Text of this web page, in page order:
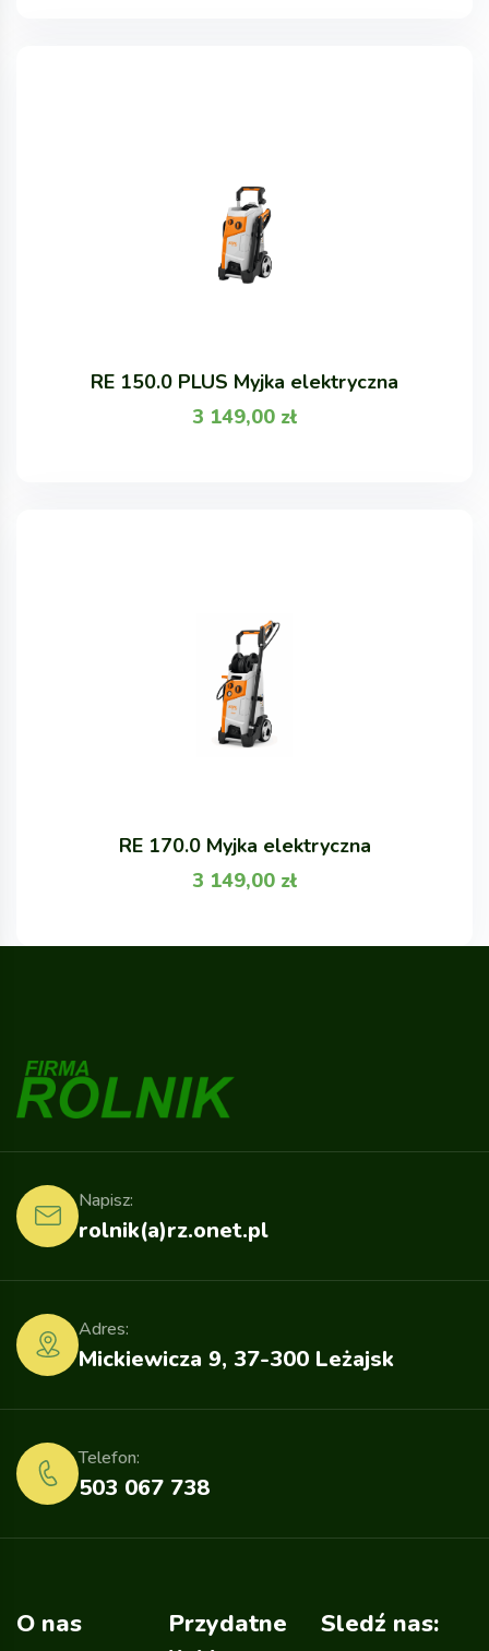
RE 150.0 PLUS Myjka elektryczna
3 149,00 zł
RE 170.0 Myjka elektryczna
3 149,00 zł
rolnik(a)rz.onet.pl
Napisz:
Mickiewicza 9, 37-300 Leżajsk
Adres:
503 067 738
Telefon:
O nas
Przydatne
Sledź nas: